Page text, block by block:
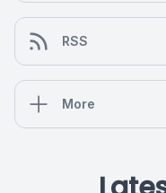
RSS
More